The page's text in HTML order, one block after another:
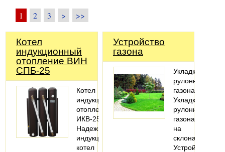
1 2 3 > >>
Котел
индукционный
отопление ВИН
СПБ-25
Котел
индукционный
отопление
ИКВ-25.
Надежный
индукционный
котел
Устройство
газона
Укладка
рулонного
газона
Укладка
рулонного
газона
на
склонах
Устройство